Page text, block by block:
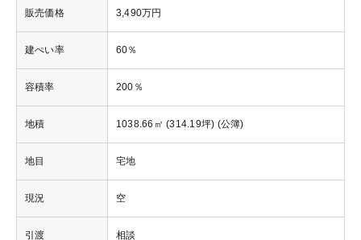
販売価格 3,490万円
建ぺい率 60％
容積率 200％
地積 1038.66㎡ (314.19坪) (公簿)
地目 宅地
現況 空
引渡 相談